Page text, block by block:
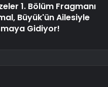
1. Bölüm Fragmanı
Büyük'ün Ailesiyle
Gidiyor!